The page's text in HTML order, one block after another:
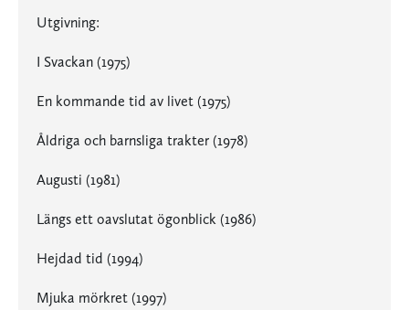
Utgivning:
I Svackan (1975)
En kommande tid av livet (1975)
Åldriga och barnsliga trakter (1978)
Augusti (1981)
Längs ett oavslutat ögonblick (1986)
Hejdad tid (1994)
Mjuka mörkret (1997)